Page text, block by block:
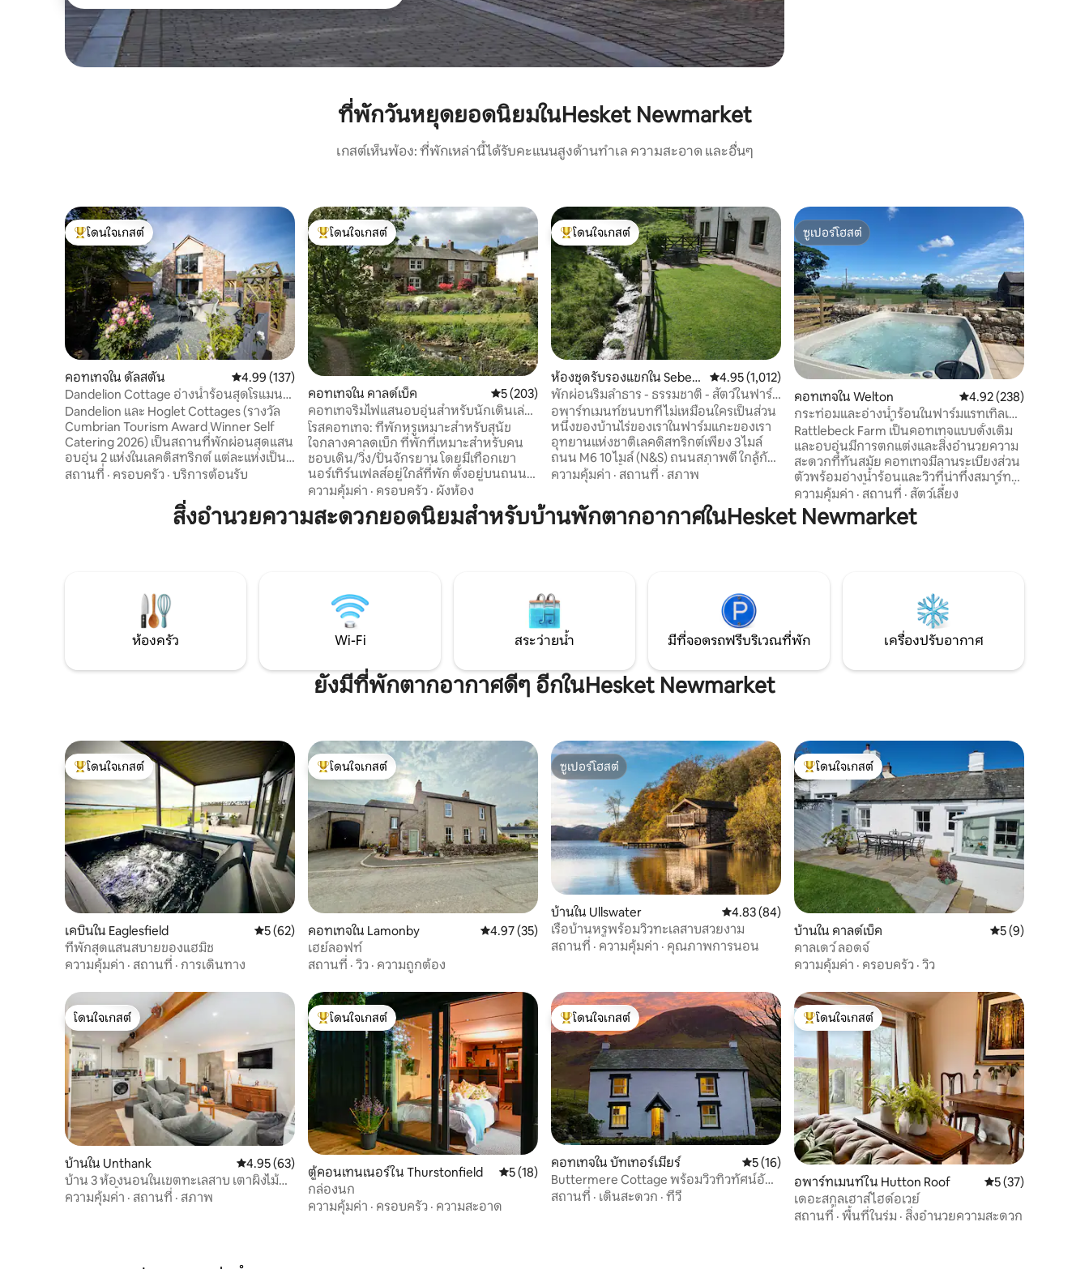
ที่พักวันหยุดยอดนิยมในHesket Newmarket
เกสต์เห็นพ้อง: ที่พักเหล่านี้ได้รับคะแนนสูงด้านทำเล ความสะอาด และอื่นๆ
โดนใจเกสต์ที่สุด
โดนใจเกสต์
คอทเทจใน ดัลสตัน คะแนนเฉลี่ย 4.99 จาก 5, 137 รีวิว
4.99 (137)
Dandelion Cottage อ่างน้ำร้อนสุดโรแมน
ติกในเลกดิสตริกต์
Dandelion และ Hoglet Cottages (รางวัล
Cumbrian Tourism Award Winner Self
Catering 2026) เป็นสถานที่พักผ่อนสุดแสน
อบอุ่น 2 แห่งในเลคดิสทริกต์ แต่ละแห่งเป็น
สถานที่พักผ่อนสุดโรแมนติกสำหรับ 2 คน
ของคัมเบรีย ใกล้กับกำแพงแฮดเรียน
เป็นการผสมผสานระหว่างเสน่ห์และความ
เหมาะสำหรับการพักผ่อนระยะสั้นและวัน
หยุดที่ใช้เวลาเดินชมวิวที่สวยงามของคัมเบ
สถานที่ · ครอบครัว · บริการต้อนรับ
โดนใจเกสต์ที่สุด
โดนใจเกสต์
คอทเทจใน คาลด์เบ็ค คะแนนเฉลี่ย 5 จาก 5, 203 รีวิว
5 (203)
คอทเทจริมไฟแสนอบอุ่นสำหรับนักเดินเล่น
ลิคดิสตริกต์
โรสคอทเทจ: ที่พักหรูเหมาะสำหรับสุนัข
ใจกลางคาลดเบ็ก ที่พักที่เหมาะสำหรับคน
ชอบเดิน/วิ่ง/ปั่นจักรยาน โดยมีเทือกเขา
นอร์เทิร์นเฟลส์อยู่ใกล้ที่พัก ตั้งอยู่บนถนนที่
ไม่มีทางผ่านบนถนนคัมเบรียเวย์ เดิน 5 นาที
ถึงป่าปาร์สันส์พาร์ค ที่จอดจักรยานที่
ปลอดภัยและสวนที่ป้องกันสุนัขเข้าได้
Oddfellows ที่เป็นมิตรกับสุนัข จากนั้นก็นั่ง
สบายๆ พร้อมเล่น Scrabble หรือดู Netflix
และนั่งรอบกองไฟ
ความคุ้มค่า · ครอบครัว · ผังห้อง
โดนใจเกสต์ที่สุด
โดนใจเกสต์
ห้องชุดรับรองแขกใน Seber
gham
คะแนนเฉลี่ย 4.95 จาก 5, 1,012 รีวิว
4.95 (1,012)
พักผ่อนริมลำธาร - ธรรมชาติ - สัตว์ในฟาร์ม
- ทะเลสาบ
อพาร์ทเมนท์ชนบทที่ไม่เหมือนใครเป็นส่วน
หนึ่งของบ้านไร่ของเราในฟาร์มแกะของเรา
อุทยานแห่งชาติเลคดิสทริกต์เพียง 3 ไมล์
ถนน M6 10 ไมล์ (N&S) ถนนสภาพดี ใกล้กับ
คัมเบรียเวย์ ตั้งแต่เช้าถึงเย็น ที่พักแห่งนี้เป็น
ที่ที่มีแสงแดดส่องถึงในสวนที่เงียบสงบและ
เงียบสงบ + ระเบียงที่มองเห็นสายน้ำตก
ธรรมชาติ สัตว์ป่า และบ่อยครั้งที่มีแกะของ
ขอบคุณสำหรับรีวิวที่น่าประทับใจ
ความคุ้มค่า · สถานที่ · สภาพ
ซูเปอร์โฮสต์
ซูเปอร์โฮสต์
คอทเทจใน Welton คะแนนเฉลี่ย 4.92 จาก
4.92 (238)
กระท่อมและอ่างน้ำร้อนในฟาร์มแรทเทิลเบค
*เป็นมิตรกับสัตว์เลี้ยง*
Rattlebeck Farm เป็นคอทเทจแบบดั้งเดิม
และอบอุ่นมีการตกแต่งและสิ่งอำนวยความ
สะดวกที่ทันสมัย คอทเทจมีลานระเบียงส่วน
ตัวพร้อมอ่างน้ำร้อนและวิวที่น่าทึ่งสมาร์ท
ทีวีขนาด 55 นิ้วเตาเผาไม้ห้องครัวและพื้นที่
รับประทานอาหารห้องนอนคู่ 2 ห้องพร้อม
สมาร์ททีวี (ห้องน้ำในตัว 1 ห้อง) และห้องน้ำ
ห่างจาก Solway Coast 30 นาทีและห่างจาก
ความคุ้มค่า · สถานที่ · สัตว์เลี้ยง
สิ่งอำนวยความสะดวกยอดนิยมสำหรับบ้านพักตากอากาศในHesket Newmarket
ห้องครัว Wi-Fi สระว่ายน้ำ มีที่จอดรถฟรีบริเวณที่พัก เครื่องปรับอากาศ
ยังมีที่พักตากอากาศดีๆ อีกในHesket Newmarket
โดนใจเกสต์ที่สุด
โดนใจเกสต์
เคบินใน Eaglesfield คะแนนเฉลี่ย 5 จาก 5, 62 รีวิว
5 (62)
ที่พักสุดแสนสบายของแฮมิช
ความคุ้มค่า · สถานที่ · การเดินทาง
โดนใจเกสต์ที่สุด
โดนใจเกสต์
คอทเทจใน Lamonby คะแนนเฉลี่ย 4.97 จาก 5, 35 รีวิว
4.97 (35)
เฮย์ลอฟท์
สถานที่ · วิว · ความถูกต้อง
ซูเปอร์โฮสต์
ซูเปอร์โฮสต์
บ้านใน Ullswater คะแนนเฉลี่ย 4.83 จาก 5, 84 รีวิว
4.83 (84)
เรือบ้านหรูพร้อมวิวทะเลสาบสวยงาม
สถานที่ · ความคุ้มค่า · คุณภาพการนอน
โดนใจเกสต์ที่สุด
โดนใจเกสต์
บ้านใน คาลด์เบ็ค คะแนนเฉลี่ย 5 จา
5 (9)
คาลเดว์ ลอดจ์
ความคุ้มค่า · ครอบครัว · วิว
โดนใจเกสต์
โดนใจเกสต์
บ้านใน Unthank คะแนนเฉลี่ย 4.95 จาก 5, 63 รีวิว
4.95 (63)
บ้าน 3 ห้องนอนในเขตทะเลสาบ เตาผิงไม้
สวนล้อมรั้ว
ความคุ้มค่า · สถานที่ · สภาพ
โดนใจเกสต์ที่สุด
โดนใจเกสต์
ตู้คอนเทนเนอร์ใน Thurstonfield คะแนนเฉลี่ย 5 จาก 5, 18 รีวิว
5 (18)
กล่องนก
ความคุ้มค่า · ครอบครัว · ความสะอาด
โดนใจเกสต์ที่สุด
โดนใจเกสต์
คอทเทจใน บัทเทอร์เมียร์ คะแนนเฉลี่ย 5 จาก 5, 16 รีวิว
5 (16)
Buttermere Cottage พร้อมวิวทิวทัศน์อัน
งดงามของเนินเขา
สถานที่ · เดินสะดวก · ทีวี
โดนใจเกสต์ที่สุด
โดนใจเกสต์
อพาร์ทเมนท์ใน Hutton Roof คะแนนเฉลี่ย 5 จาก
5 (37)
เดอะสกูลเฮาส์ไฮด์อเวย์
สถานที่ · พื้นที่ในร่ม · สิ่งอำนวยความสะดวก